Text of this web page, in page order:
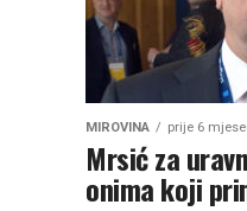
MIROVINA prije 6
Mrsić za
onima koji